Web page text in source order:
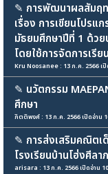
✎ การพัฒนาผลสัมฤท
เรื่อง การเขียนโปรแ
มัธยมศึกษาปีที่ 1 ด้วย
โดยใช้การจัดการเรีย
Kru Noosanee : 13 ก.ค. 2566 เ
✎ นวัตกรรม
ศึกษา
กิตติพงศ์ : 13 ก.ค. 2566 เปิดอ่าน
✎ การส่งเสริมคณิต
โรงเรียนบ้านโฮ่งศีล
arisara : 13 ก.ค. 2566 เปิดอ่าน